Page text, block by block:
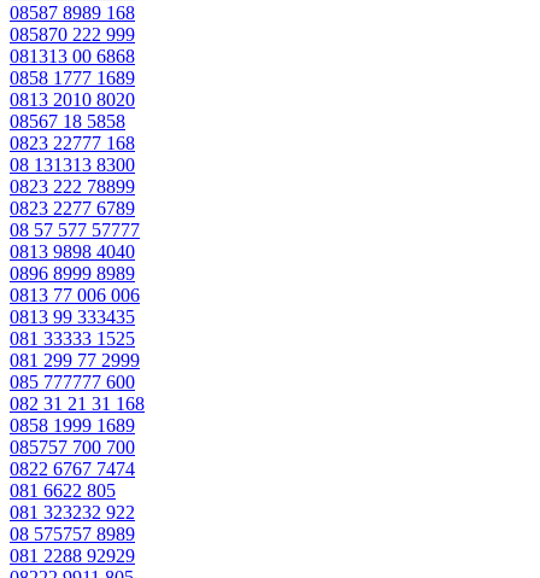
08587 8989 168
085870 222 999
081313 00 6868
0858 1777 1689
0813 2010 8020
08567 18 5858
0823 22777 168
08 131313 8300
0823 222 78899
0823 2277 6789
08 57 577 57777
0813 9898 4040
0896 8999 8989
0813 77 006 006
0813 99 333435
081 33333 1525
081 299 77 2999
085 777777 600
082 31 21 31 168
0858 1999 1689
085757 700 700
0822 6767 7474
081 6622 805
081 323232 922
08 575757 8989
081 2288 92929